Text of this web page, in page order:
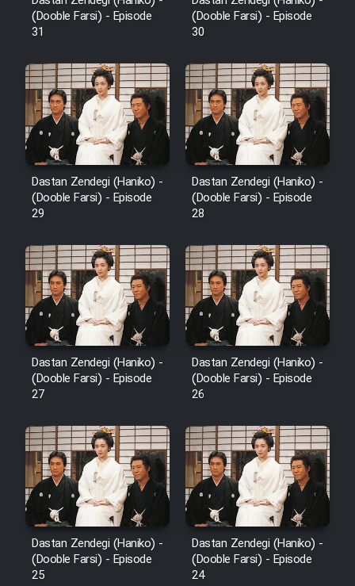
(Dooble Farsi) - Episode
31
(Dooble Farsi) - Episode
30
Dastan Zendegi (Haniko) -
(Dooble Farsi) - Episode
29
Dastan Zendegi (Haniko) -
(Dooble Farsi) - Episode
28
Dastan Zendegi (Haniko) -
(Dooble Farsi) - Episode
27
Dastan Zendegi (Haniko) -
(Dooble Farsi) - Episode
26
Dastan Zendegi (Haniko) -
(Dooble Farsi) - Episode
25
Dastan Zendegi (Haniko) -
(Dooble Farsi) - Episode
24